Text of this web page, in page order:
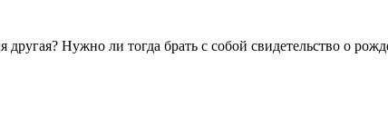
Нужно ли тогда брать с собой свидетельство о